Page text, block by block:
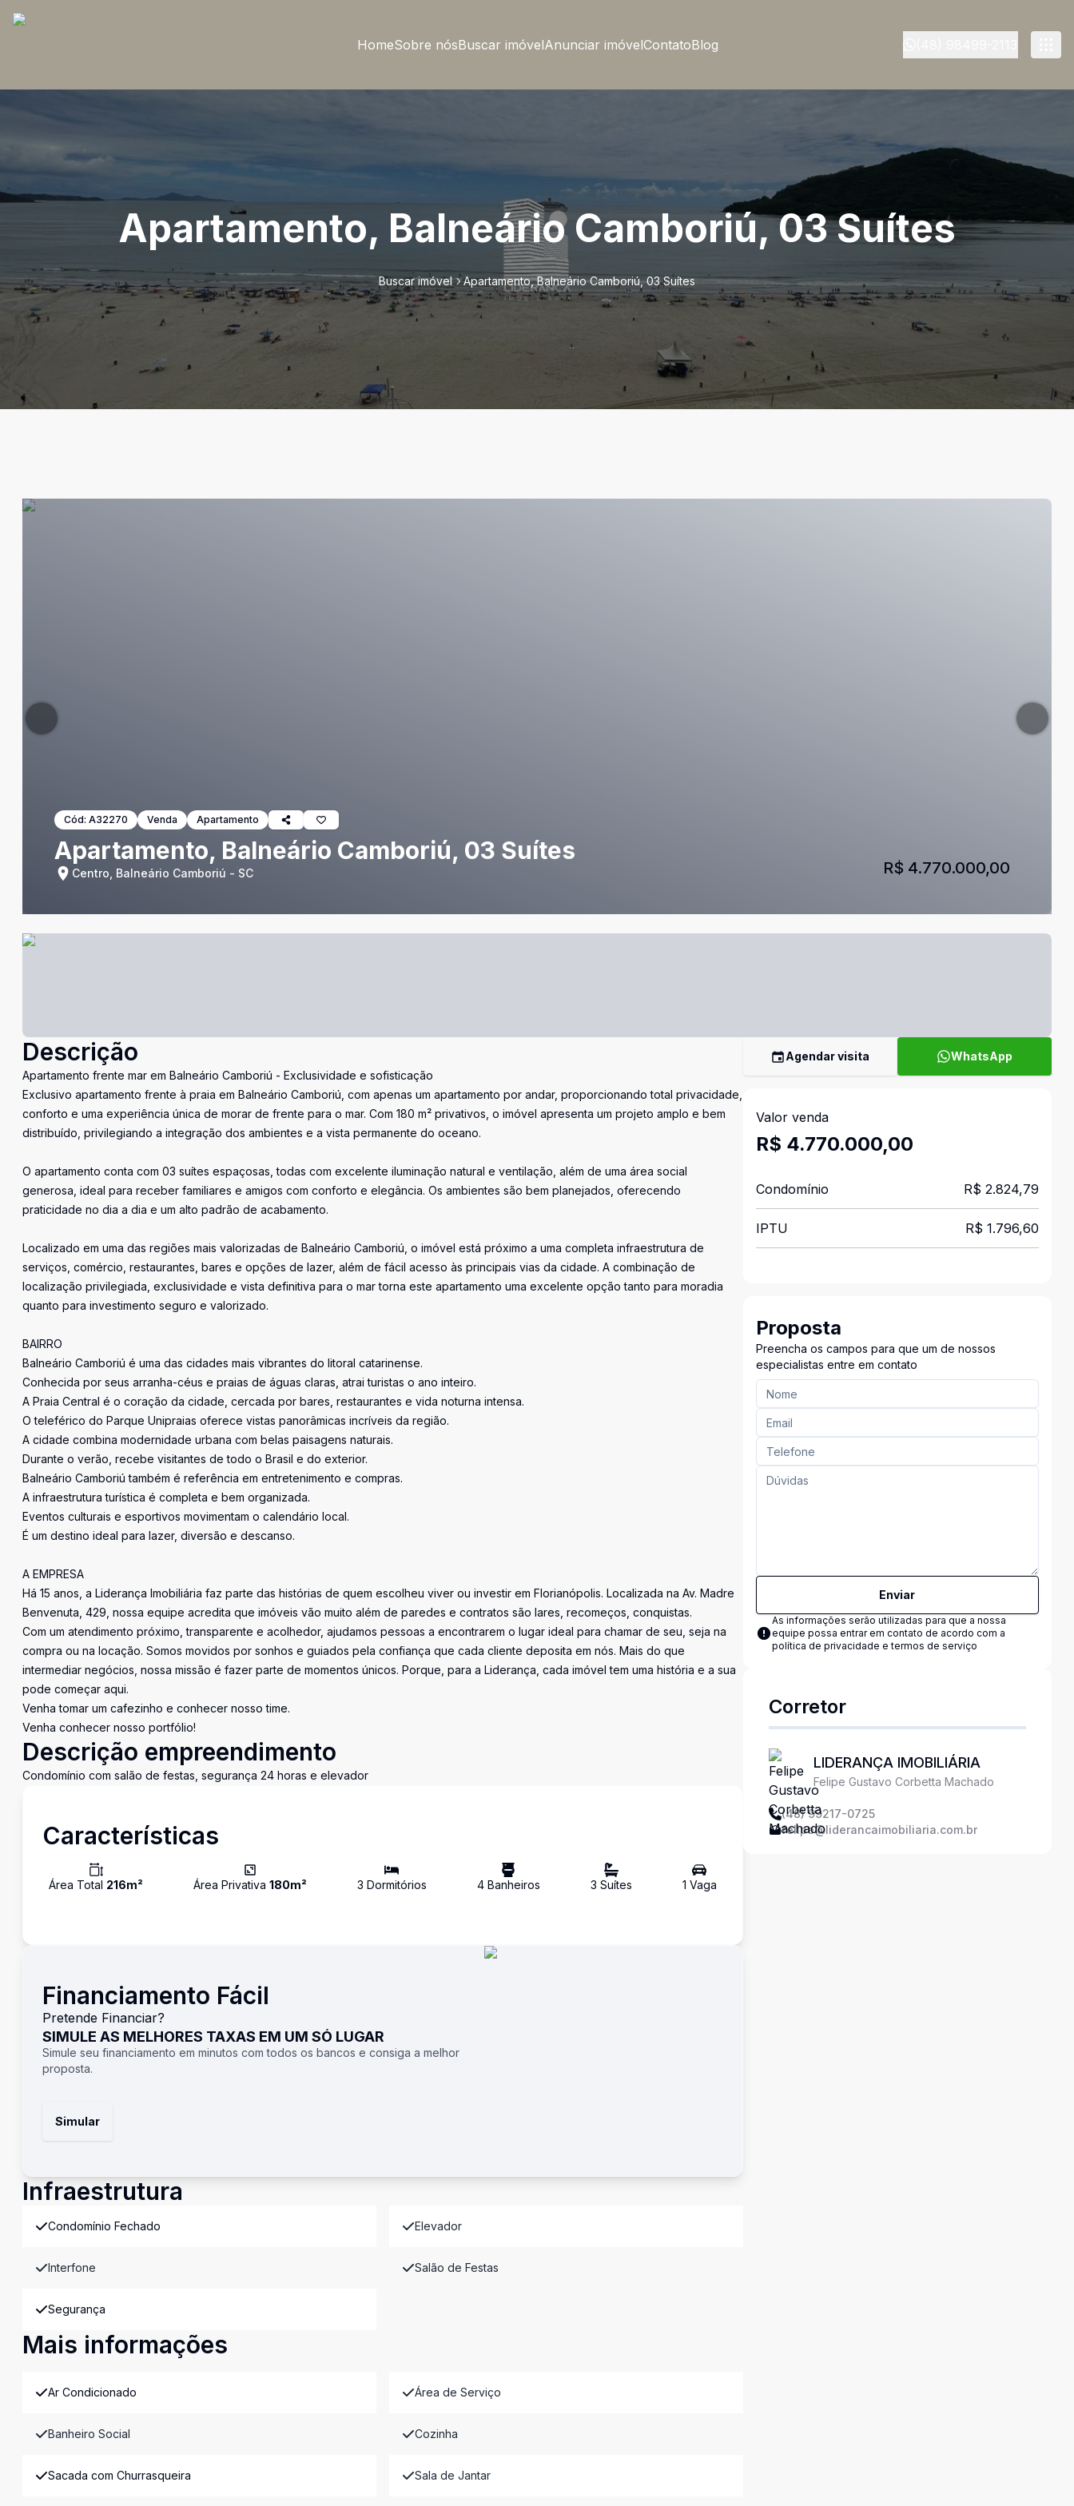
HomeSobre nósBuscar imóvelAnunciar imóvelContatoBlog
Apartamento, Balneário Camboriú, 03 Suítes
Buscar imóvel Apartamento, Balneário Camboriú, 03 Suítes
Cód: A32270 Venda Apartamento
Apartamento, Balneário Camboriú, 03 Suítes
Centro, Balneário Camboriú - SC R$ 4.770.000,00
Descrição
Apartamento frente mar em Balneário Camboriú - Exclusividade e sofisticação
Exclusivo apartamento frente à praia em Balneário Camboriú, com apenas um apartamento por andar, proporcionando total privacidade,
conforto e uma experiência única de morar de frente para o mar. Com 180 m² privativos, o imóvel apresenta um projeto amplo e bem
distribuído, privilegiando a integração dos ambientes e a vista permanente do oceano.
O apartamento conta com 03 suítes espaçosas, todas com excelente iluminação natural e ventilação, além de uma área social
generosa, ideal para receber familiares e amigos com conforto e elegância. Os ambientes são bem planejados, oferecendo
praticidade no dia a dia e um alto padrão de acabamento.
Localizado em uma das regiões mais valorizadas de Balneário Camboriú, o imóvel está próximo a uma completa infraestrutura de
serviços, comércio, restaurantes, bares e opções de lazer, além de fácil acesso às principais vias da cidade. A combinação de
localização privilegiada, exclusividade e vista definitiva para o mar torna este apartamento uma excelente opção tanto para moradia
quanto para investimento seguro e valorizado.
BAIRRO
Balneário Camboriú é uma das cidades mais vibrantes do litoral catarinense.
Conhecida por seus arranha-céus e praias de águas claras, atrai turistas o ano inteiro.
A Praia Central é o coração da cidade, cercada por bares, restaurantes e vida noturna intensa.
O teleférico do Parque Unipraias oferece vistas panorâmicas incríveis da região.
A cidade combina modernidade urbana com belas paisagens naturais.
Durante o verão, recebe visitantes de todo o Brasil e do exterior.
Balneário Camboriú também é referência em entretenimento e compras.
A infraestrutura turística é completa e bem organizada.
Eventos culturais e esportivos movimentam o calendário local.
É um destino ideal para lazer, diversão e descanso.
A EMPRESA
Há 15 anos, a Liderança Imobiliária faz parte das histórias de quem escolheu viver ou investir em Florianópolis. Localizada na Av. Madre
Benvenuta, 429, nossa equipe acredita que imóveis vão muito além de paredes e contratos são lares, recomeços, conquistas.
Com um atendimento próximo, transparente e acolhedor, ajudamos pessoas a encontrarem o lugar ideal para chamar de seu, seja na
compra ou na locação. Somos movidos por sonhos e guiados pela confiança que cada cliente deposita em nós. Mais do que
intermediar negócios, nossa missão é fazer parte de momentos únicos. Porque, para a Liderança, cada imóvel tem uma história e a sua
pode começar aqui.
Venha tomar um cafezinho e conhecer nosso time.
Venha conhecer nosso portfólio!
Descrição empreendimento
Condomínio com salão de festas, segurança 24 horas e elevador
Características
Área Total 216m² Área Privativa 180m² 3 Dormitórios 4Banheiros 3 Suítes 1 Vaga
Financiamento Fácil
Pretende Financiar?
SIMULE AS MELHORES TAXAS EM UM SÓ LUGAR
Simule seu financiamento em minutos com todos os bancos e consiga a melhor
proposta.
Simular
Infraestrutura
Condomínio Fechado Elevador
Interfone Salão de Festas
Segurança
Mais informações
Ar Condicionado Área de Serviço
Banheiro Social Cozinha
Sacada com Churrasqueira Sala de Jantar
Agendar visita WhatsApp
Valor venda
R$ 4.770.000,00
Condomínio R$ 2.824,79
IPTU R$ 1.796,60
Proposta
Preencha os campos para que um de nossos
especialistas entre em contato
Enviar
As informações serão utilizadas para que a nossa
equipe possa entrar em contato de acordo com a
política de privacidade e termos de serviço
Corretor
LIDERANÇA IMOBILIÁRIA
Felipe Gustavo Corbetta Machado
(48) 99217-0725
felipe@liderancaimobiliaria.com.br